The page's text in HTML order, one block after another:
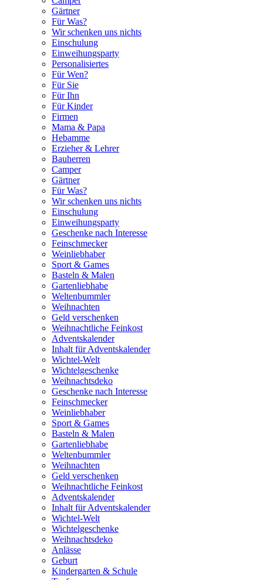
Gärtner
Für Was?
Wir schenken uns nichts
Einschulung
Einweihungsparty
Personalisiertes
Für Wen?
Für Sie
Für Ihn
Für Kinder
Firmen
Mama & Papa
Hebamme
Erzieher & Lehrer
Bauherren
Camper
Gärtner
Für Was?
Wir schenken uns nichts
Einschulung
Einweihungsparty
Geschenke nach Interesse
Feinschmecker
Weinliebhaber
Sport & Games
Basteln & Malen
Gartenliebhabe
Weltenbummler
Weihnachten
Geld verschenken
Weihnachtliche Feinkost
Adventskalender
Inhalt für Adventskalender
Wichtel-Welt
Wichtelgeschenke
Weihnachtsdeko
Geschenke nach Interesse
Feinschmecker
Weinliebhaber
Sport & Games
Basteln & Malen
Gartenliebhabe
Weltenbummler
Weihnachten
Geld verschenken
Weihnachtliche Feinkost
Adventskalender
Inhalt für Adventskalender
Wichtel-Welt
Wichtelgeschenke
Weihnachtsdeko
Anlässe
Geburt
Kindergarten & Schule